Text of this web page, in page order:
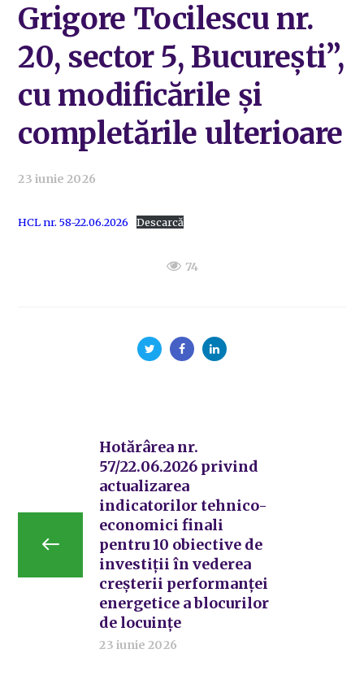
Grigore Tocilescu nr.
20, sector 5, București”,
cu modificările și
completările ulterioare
23 iunie 2026
HCL nr. 58-22.06.2026 Descarcă
74
Hotărârea nr.
57/22.06.2026 privind
actualizarea
indicatorilor tehnico-
economici finali
pentru 10 obiective de
investiții în vederea
creșterii performanței
energetice a blocurilor
de locuințe
23 iunie 2026